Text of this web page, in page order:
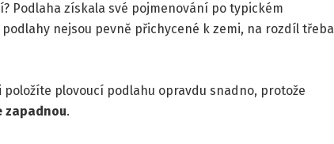
Podlaha získala své pojmenování po typickém
nejsou pevně přichycené k zemi, na rozdíl třeba
plovoucí podlahu opravdu snadno, protože
zapadnou.